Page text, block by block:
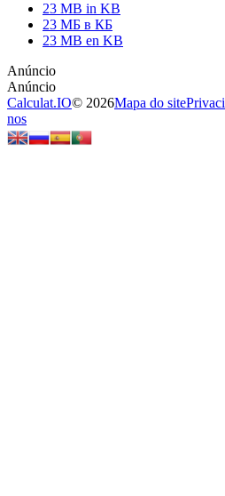
23 MB in KB
23 МБ в КБ
23 MB en KB
Calculat.IO© 2026Mapa do site
nos